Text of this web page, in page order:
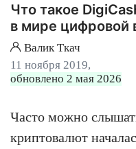
Что такое
в мире цифровой
Валик Ткач
11 ноября 2019,
обновлено 2 мая 2026
Часто можно
криптовалют